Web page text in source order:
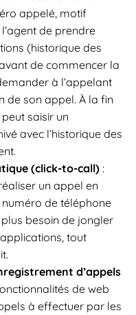
appelé, motif
de prendre
(historique des
de commencer la
à l’appelant
de son appel. À la fin
saisir un
avec l’historique des
(click-to-call) :
un appel en
de téléphone
plus besoin de jongler
tout
d’appels
de web
à effectuer par les